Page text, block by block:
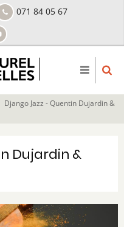
071 84 05 67
Django Jazz - Quentin Dujardin &
Dujardin &